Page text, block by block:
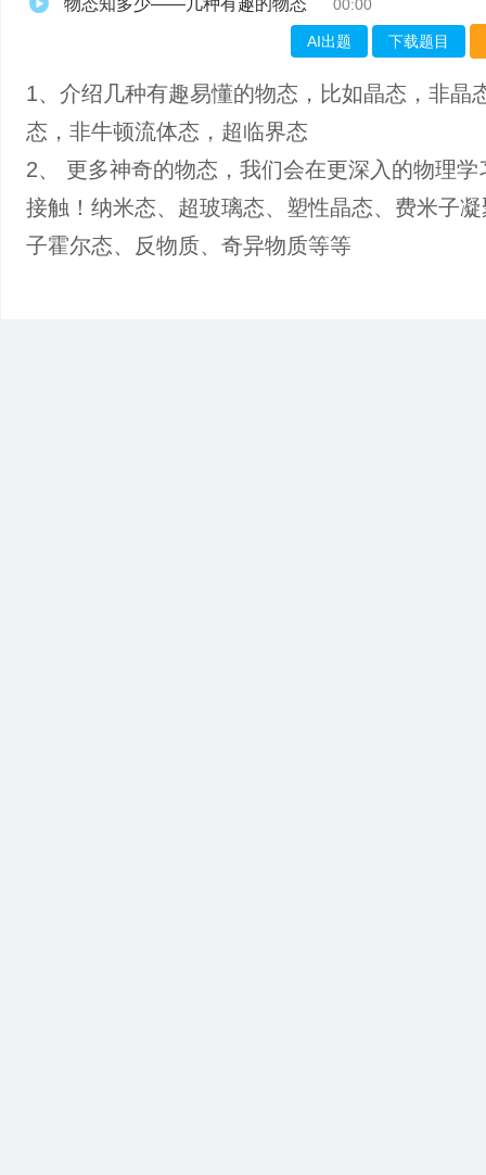
物态知多少——几种有趣的物态 00:00
AI出题 下载题目
1、介绍几种有趣易懂的物态，比如晶态，非晶
态，非牛顿流体态，超临界态
2、 更多神奇的物态，我们会在更深入的物理学
接触！纳米态、超玻璃态、塑性晶态、费米子
子霍尔态、反物质、奇异物质等等